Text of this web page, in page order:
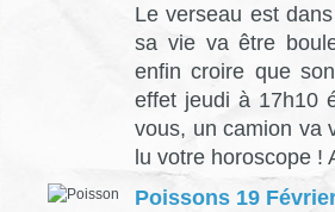
Le verseau est
sa vie va être
enfin croire que
effet jeudi à 17h10
vous, un camion va
lu votre horoscope !
Poissons 19